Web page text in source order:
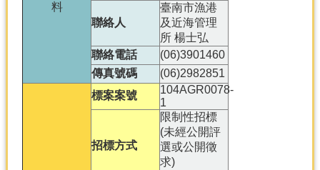
料
聯絡人
臺南市漁港
及近海管理
所 楊士弘
聯絡電話
(06)3901460
傳真號碼
(06)2982851
標案案號
104AGR0078-
1
招標方式
限制性招標
(未經公開評
選或公開徵
求)